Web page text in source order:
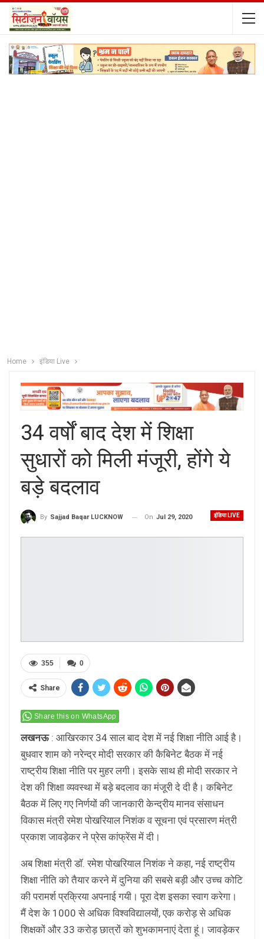
Home इंडिया Live
34 वर्षों बाद देश में शिक्षा
सुधारों को मिली मंजूरी, होंगे ये
बड़े बदलाव
इंडिया LIVE
By Sajjad Baqar LUCKNOW On Jul 29, 2020
0
355
Share
Share this on WhatsApp
लखनऊ: आखिरकार 34 साल बाद देश में नई शिक्षा नीति आई है।
बुधवार शाम को नरेन्द्र मोदी सरकार की कैबिनेट बैठक में नई
राष्ट्रीय शिक्षा नीति पर मुहर लगी। इसके साथ ही मोदी सरकार ने
देश की शिक्षा व्यवस्था में बड़े बदलाव का मंजूरी दे दी है। कबिनेट
बैठक में लिए गए निर्णयों की जानकारी केन्द्रीय मानव संसाधन
विकास मंत्री रमेश पोखरियाल निशंक व सूचना एवं प्रसारण मंत्री
प्रकाश जावड़ेकर ने प्रेस कांफ्रेंस में दी।
अब शिक्षा मंत्री डाॅ. रमेश पोखरियाल निशंक ने कहा, नई राष्ट्रीय
शिक्षा नीति को तैयार करने में दुनिया की सबसे बड़ी और उच्च कोटि
की परामर्श प्रक्रिया अपनाई गयी। पूरा देश इसका स्वाग करेगा।
मैं देश के 1000 से अधिक विश्वविद्यालयों, एक करोड़ से अधिक
शिक्षकों और 33 करोड़ छात्रों को शुभकामनाएं देता हूं। जावड़ेकर